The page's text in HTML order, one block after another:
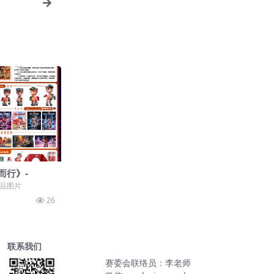
行》-
图片
26
联系我们
赛委会联络员：李老师